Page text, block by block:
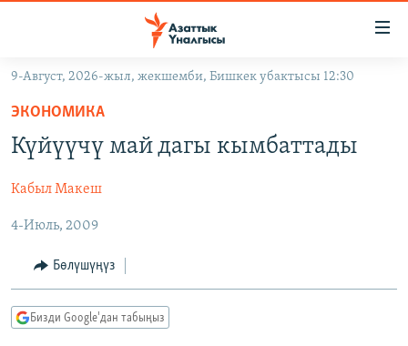
Навигацияга
өтүңүз
Издөөгө
салыңызКЫРГЫЗСТАН
САЯСАТ
ЭКОНОМИКА
МАДАНИЯТ
ДҮЙНӨ
ДҮЙНӨ
БОРБОР АЗИЯ
УКРАИНА
АТАЙЫН ИЛИКТӨӨ
ТВ ПРОГРАММАЛАР
БҮГҮН АЗАТТЫКТА
ЭКСПЕРТТЕР ТАЛДАЙТ
ПОДКАСТ
ӨЗГӨЧӨ ПИКИР
9-Август, 2026-жыл, жекшемби, Бишкек убактысы 12:30
ЭКОНОМИКА
Күйүүчү май дагы кымбаттады
Кабыл Макеш
4-Июль, 2009
Бөлүшүңүз
Бизди Google'дан табыңыз